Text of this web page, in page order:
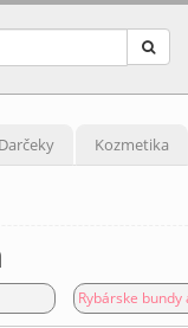
Darčeky Kozmetika
Rybárske bundy